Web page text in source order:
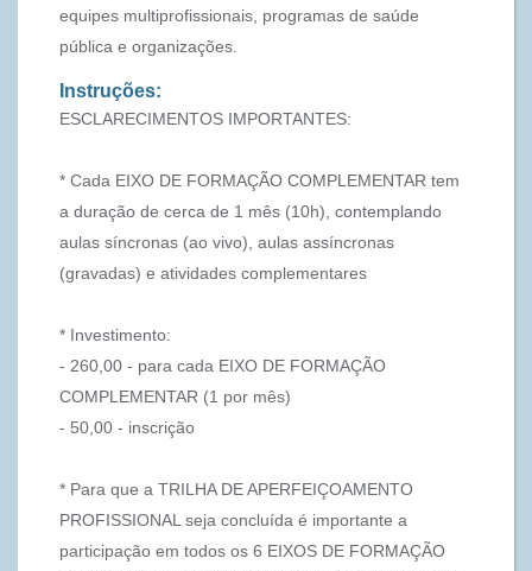
equipes multiprofissionais, programas de saúde
pública e organizações.
Instruções:
ESCLARECIMENTOS IMPORTANTES:
* Cada EIXO DE FORMAÇÃO COMPLEMENTAR tem
a duração de cerca de 1 mês (10h), contemplando
aulas síncronas (ao vivo), aulas assíncronas
(gravadas) e atividades complementares
* Investimento:
- 260,00 - para cada EIXO DE FORMAÇÃO
COMPLEMENTAR (1 por mês)
- 50,00 - inscrição
* Para que a TRILHA DE APERFEIÇOAMENTO
PROFISSIONAL seja concluída é importante a
participação em todos os 6 EIXOS DE FORMAÇÃO